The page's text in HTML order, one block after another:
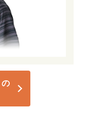
の